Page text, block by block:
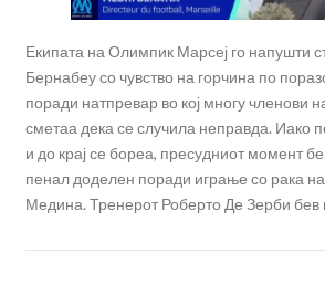
Екипата на Олимпик Марсеј го напушти
Бернабеу со чувство на горчина по
поради натпревар во кој многу членови
сметаа дека се случила неправда. Иако
и до крај се бореа, пресудниот момент
пенал доделен поради играње со рака
Медина. Тренерот Роберто Де Зерби